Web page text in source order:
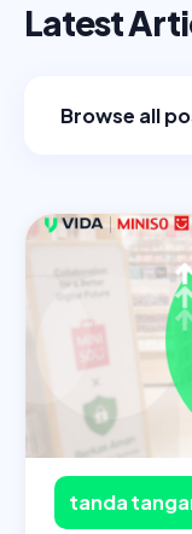
Latest
Browse all
tanda